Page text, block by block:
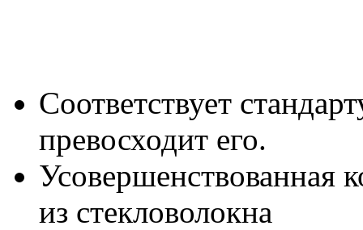
Соответствует
превосходит его.
Усовершенствованная
из стекловолокна